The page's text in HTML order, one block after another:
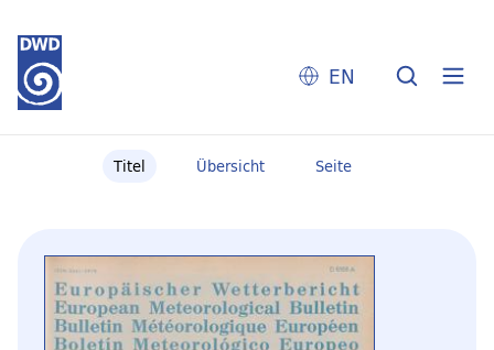
EN
Titel Übersicht Seite